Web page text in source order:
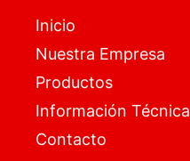
Inicio
Nuestra Empresa
Productos
Información Técnica
Contacto